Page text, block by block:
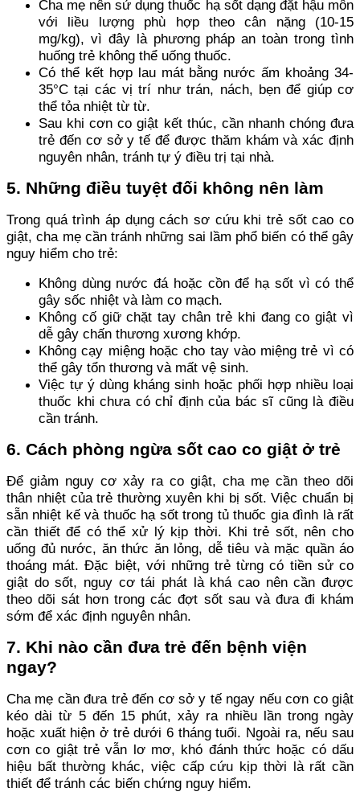
Cha mẹ nên sử dụng thuốc hạ sốt dạng đặt hậu môn
với liều lượng phù hợp theo cân nặng (10-15
mg/kg), vì đây là phương pháp an toàn trong tình
huống trẻ không thể uống thuốc.
Có thể kết hợp lau mát bằng nước ấm khoảng 34-
35°C tại các vị trí như trán, nách, bẹn để giúp cơ
thể tỏa nhiệt từ từ.
Sau khi cơn co giật kết thúc, cần nhanh chóng đưa
trẻ đến cơ sở y tế để được thăm khám và xác định
nguyên nhân, tránh tự ý điều trị tại nhà.
5. Những điều tuyệt đối không nên làm
Trong quá trình áp dụng cách sơ cứu khi trẻ sốt cao co
giật, cha mẹ cần tránh những sai lầm phổ biến có thể gây
nguy hiểm cho trẻ:
Không dùng nước đá hoặc cồn để hạ sốt vì có thể
gây sốc nhiệt và làm co mạch.
Không cố giữ chặt tay chân trẻ khi đang co giật vì
dễ gây chấn thương xương khớp.
Không cạy miệng hoặc cho tay vào miệng trẻ vì có
thể gây tổn thương và mất vệ sinh.
Việc tự ý dùng kháng sinh hoặc phối hợp nhiều loại
thuốc khi chưa có chỉ định của bác sĩ cũng là điều
cần tránh.
6. Cách phòng ngừa sốt cao co giật ở trẻ
Để giảm nguy cơ xảy ra co giật, cha mẹ cần theo dõi
thân nhiệt của trẻ thường xuyên khi bị sốt. Việc chuẩn bị
sẵn nhiệt kế và thuốc hạ sốt trong tủ thuốc gia đình là rất
cần thiết để có thể xử lý kịp thời. Khi trẻ sốt, nên cho
uống đủ nước, ăn thức ăn lỏng, dễ tiêu và mặc quần áo
thoáng mát. Đặc biệt, với những trẻ từng có tiền sử co
giật do sốt, nguy cơ tái phát là khá cao nên cần được
theo dõi sát hơn trong các đợt sốt sau và đưa đi khám
sớm để xác định nguyên nhân.
7. Khi nào cần đưa trẻ đến bệnh viện
ngay?
Cha mẹ cần đưa trẻ đến cơ sở y tế ngay nếu cơn co giật
kéo dài từ 5 đến 15 phút, xảy ra nhiều lần trong ngày
hoặc xuất hiện ở trẻ dưới 6 tháng tuổi. Ngoài ra, nếu sau
cơn co giật trẻ vẫn lơ mơ, khó đánh thức hoặc có dấu
hiệu bất thường khác, việc cấp cứu kịp thời là rất cần
thiết để tránh các biến chứng nguy hiểm.